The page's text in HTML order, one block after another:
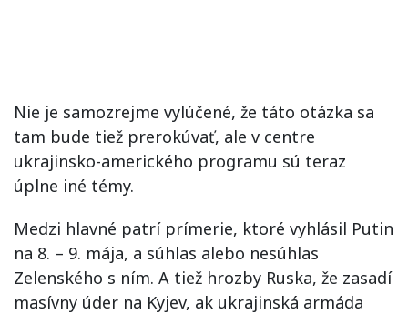
Nie je samozrejme vylúčené, že táto otázka sa
tam bude tiež prerokúvať, ale v centre
ukrajinsko-amerického programu sú teraz
úplne iné témy.
Medzi hlavné patrí prímerie, ktoré vyhlásil Putin
na 8. – 9. mája, a súhlas alebo nesúhlas
Zelenského s ním. A tiež hrozby Ruska, že zasadí
masívny úder na Kyjev, ak ukrajinská armáda